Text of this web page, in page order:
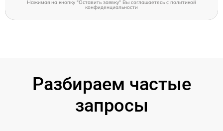
Нажимая на кнопку "Оставить заявку" Вы соглашаетесь cполитикой
конфиденциальности
Разбираем частые
запросы